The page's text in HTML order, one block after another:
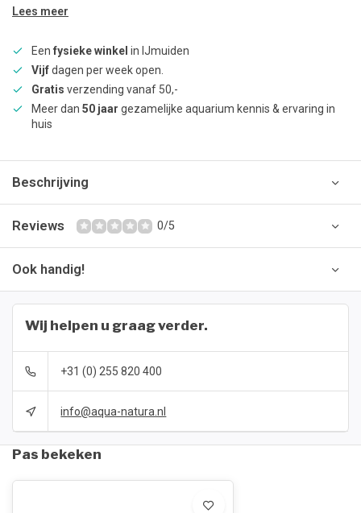
Lees meer
Een fysieke winkel in IJmuiden
Vijfdagen per week open.
Gratis verzending vanaf 50,-
Meer dan 50 jaar gezamelijke aquarium kennis & ervaring in
huis
Beschrijving
Reviews 0/5
Ook handig!
Wij helpen u graag verder.
+31 (0) 255 820 400
info@aqua-natura.nl
Pas bekeken